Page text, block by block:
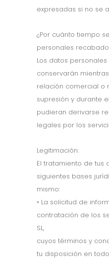
expresadas si no se
¿Por cuánto tiempo
personales
Los datos
conservarán
relación comercial o
supresión y durante
pudieran derivarse
legales por los
Legitimación:
El tratamiento de tus
siguientes bases
mismo:
• La solicitud de
contratación de los
SL,
cuyos términos y
tu disposición en